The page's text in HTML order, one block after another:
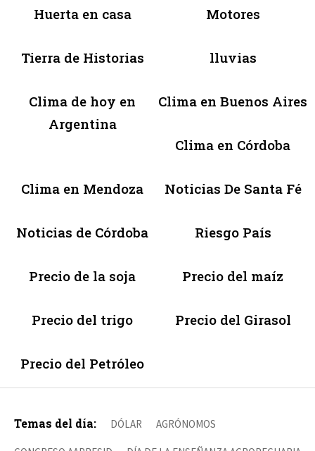
Huerta en casa Motores
Tierra de Historias lluvias
Clima de hoy en
Argentina
Clima en Buenos Aires
Clima en Córdoba
Clima en Mendoza Noticias De Santa Fé
Noticias de Córdoba Riesgo País
Precio de la soja Precio del maíz
Precio del trigo Precio del Girasol
Precio del Petróleo
Temas del día: DÓLAR AGRÓNOMOS